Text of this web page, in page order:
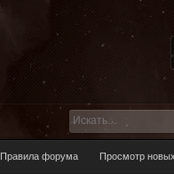
Правила форума Просмотр